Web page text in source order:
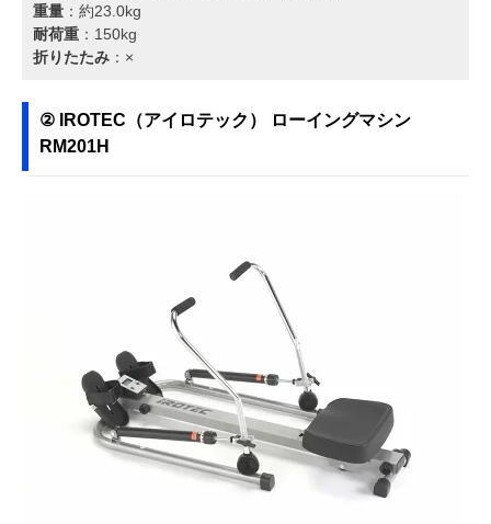
重量 ：約23.0kg
耐荷重 ：150kg
折りたたみ ：×
② IROTEC（アイロテック） ローイングマシン
RM201H